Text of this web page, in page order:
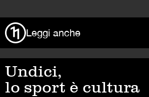
Leggi anche
Undici,
lo sport è cultura